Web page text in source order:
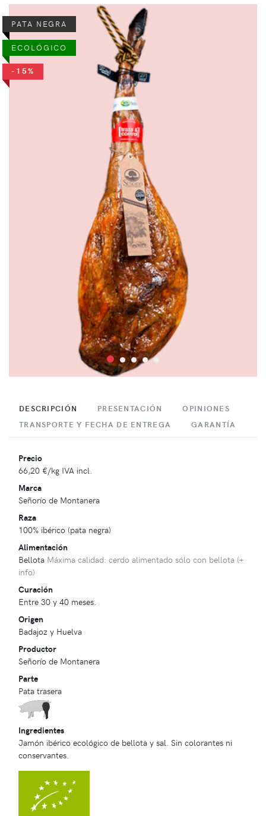
PATA NEGRA
ECOLÓGICO
-15%
DESCRIPCIÓN PRESENTACIÓN
OPINIONES
TRANSPORTE Y FECHA DE ENTREGA
GARANTÍA
Precio
66,20 €/kg IVA incl.
Marca
Señorío de Montanera
Raza
100% ibérico (pata negra)
Alimentación
Bellota Máxima calidad: cerdo alimentado sólo con bellota (+
info)
Curación
Entre 30 y 40 meses.
Origen
Badajoz y Huelva
Productor
Señorío de Montanera
Parte
Pata trasera
Ingredientes
Jamón ibérico ecológico de bellota y sal. Sin colorantes ni
conservantes.